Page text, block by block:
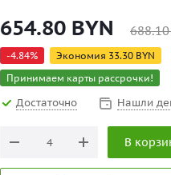
654.80 BYN 688.10
-4.84% Экономия 33.30 BYN
Принимаем карты рассрочки!
Достаточно Нашли
В